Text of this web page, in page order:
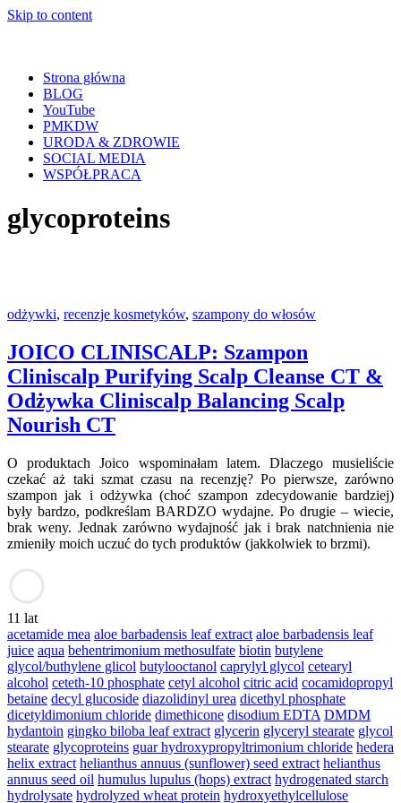
Skip to content
Strona główna
BLOG
YouTube
PMKDW
URODA & ZDROWIE
SOCIAL MEDIA
WSPÓŁPRACA
glycoproteins
odżywki, recenzje kosmetyków, szampony do włosów
JOICO CLINISCALP: Szampon
Cliniscalp Purifying Scalp Cleanse CT &
Odżywka Cliniscalp Balancing Scalp
Nourish CT
O produktach Joico wspominałam latem. Dlaczego musieliście
czekać aż taki szmat czasu na recenzję? Po pierwsze, zarówno
szampon jak i odżywka (choć szampon zdecydowanie bardziej)
były bardzo, podkreślam BARDZO wydajne. Po drugie – wiecie,
brak weny. Jednak zarówno wydajność jak i brak natchnienia nie
zmieniły moich uczuć do tych produktów (jakkolwiek to brzmi).
11 lat
acetamide mea aloe barbadensis leaf extract aloe barbadensis leaf
juice aqua behentrimonium methosulfate biotin butylene
glycol/buthylene glicol butylooctanol caprylyl glycol cetearyl
alcohol ceteth-10 phosphate cetyl alcohol citric acid cocamidopropyl
betaine decyl glucoside diazolidinyl urea dicethyl phosphate
dicetyldimonium chloride dimethicone disodium EDTA DMDM
hydantoin gingko biloba leaf extract glycerin glyceryl stearate glycol
stearate glycoproteins guar hydroxypropyltrimonium chloride hedera
helix extract helianthus annuus (sunflower) seed extract helianthus
annuus seed oil humulus lupulus (hops) extract hydrogenated starch
hydrolysate hydrolyzed wheat protein hydroxyethylcellulose